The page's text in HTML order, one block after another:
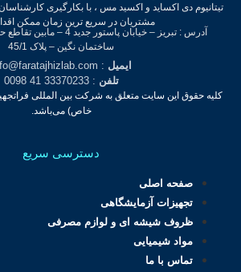
تیتانیوم دی اکساید و اکسید مس ، با بکارگیری کارشناسان
مشتریان در سریع ترین زمان ممکن اقدام
آدرس : تبریز – خیابان پاستور جدید
ساختمان نگین – پلاک 45/1
ایمیل: info@faratajhizlab.com
تلفن: 33370233 41 0098
کلیه حقوق این سایت متعلق به شرکت بین المللی
خاص) می‌باشد.
دسترسی سریع
صفحه اصلی
تجهیزات آزمایشگاهی
ظروف شیشه ای و لوازم مصرفی
مواد شیمیایی
تماس با ما